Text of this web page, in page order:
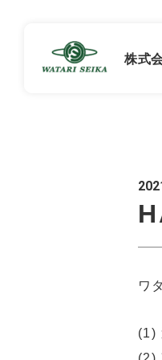
株式
採用情
ワ
(1)